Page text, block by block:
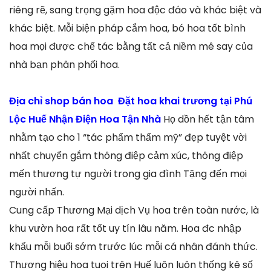
riêng rẽ, sang trọng gặm hoa độc đáo và khác biệt và
khác biệt. Mỗi biện pháp cắm hoa, bó hoa tốt bình
hoa mọi được chế tác bằng tất cả niềm mê say của
nhà bạn phân phối hoa.
Địa chỉ shop bán hoa Đặt hoa khai trương tại Phú
Lộc Huế Nhận Điện Hoa Tận Nhà Họ dồn hết tận tâm
nhằm tạo cho 1 “tác phẩm thẩm mỹ” đẹp tuyệt vời
nhất chuyển gắm thông điệp cảm xúc, thông điệp
mến thương tự người trong gia đình Tặng đến mọi
người nhấn.
Cung cấp Thương Mại dịch Vụ hoa trên toàn nước, là
khu vườn hoa rất tốt uy tín lâu năm. Hoa đc nhập
khẩu mỗi buổi sớm trước lúc mỗi cá nhân đánh thức.
Thương hiệu hoa tuoi trên Huế luôn luôn thống kê số